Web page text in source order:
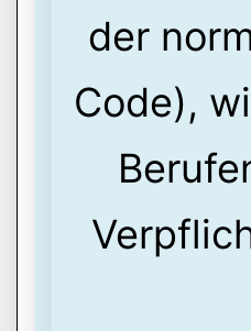
der
Code),